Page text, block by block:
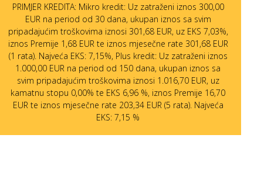
PRIMJER KREDITA: Mikro kredit: Uz zatraženi iznos 300,00
EUR na period od 30 dana, ukupan iznos sa svim
pripadajućim troškovima iznosi 301,68 EUR, uz EKS 7,03%,
iznos Premije 1,68 EUR te iznos mjesečne rate 301,68 EUR
(1 rata). Najveća EKS: 7,15%, Plus kredit: Uz zatraženi iznos
1.000,00 EUR na period od 150 dana, ukupan iznos sa
svim pripadajućim troškovima iznosi 1.016,70 EUR, uz
kamatnu stopu 0,00% te EKS 6,96 %, iznos Premije 16,70
EUR te iznos mjesečne rate 203,34 EUR (5 rata). Najveća
EKS: 7,15 %